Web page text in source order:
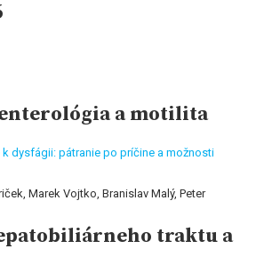
a motilita
dysfágii: pátranie po príčine a možnosti
Marek Vojtko, Branislav Malý, Peter
traktu a